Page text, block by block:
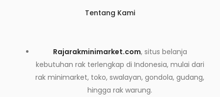
Tentang Kami
Rajarakminimarket.com, situs belanja
kebutuhan rak terlengkap di Indonesia, mulai dari
rak minimarket, toko, swalayan, gondola, gudang,
hingga rak warung.